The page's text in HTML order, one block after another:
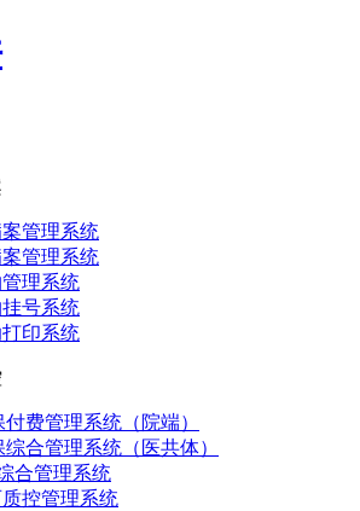
管理系统
管理系统
理系统
号系统
印系统
费管理系统（院端）
合管理系统（医共体）
合管理系统
控管理系统